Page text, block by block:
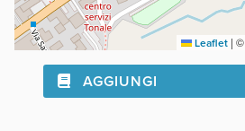
Leaflet | ©
AGGIUNGI